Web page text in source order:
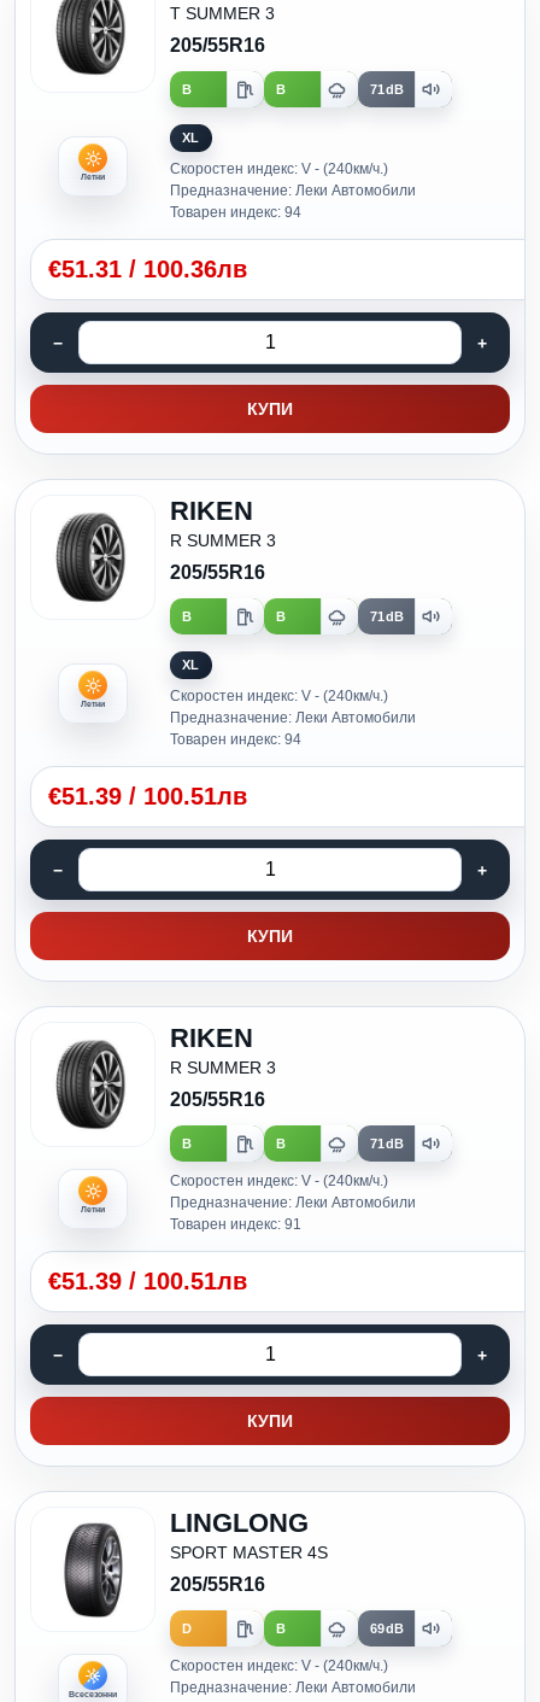
Летни
T SUMMER 3
205/55R16
B B 71dB
XL
Скоростен индекс: V - (240км/ч.)
Предназначение: Леки Автомобили
Товарен индекс: 94
€51.31 / 100.36лв
КУПИ
Летни
RIKEN
R SUMMER 3
205/55R16
B B 71dB
XL
Скоростен индекс: V - (240км/ч.)
Предназначение: Леки Автомобили
Товарен индекс: 94
€51.39 / 100.51лв
КУПИ
Летни
RIKEN
R SUMMER 3
205/55R16
B B 71dB
Скоростен индекс: V - (240км/ч.)
Предназначение: Леки Автомобили
Товарен индекс: 91
€51.39 / 100.51лв
КУПИ
Всесезонни
LINGLONG
SPORT MASTER 4S
205/55R16
D B 69dB
Скоростен индекс: V - (240км/ч.)
Предназначение: Леки Автомобили